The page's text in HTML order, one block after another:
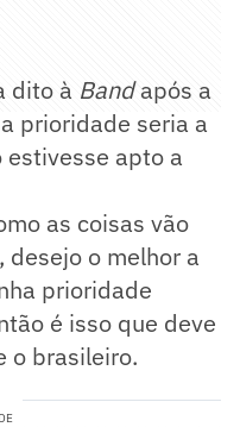
dito à Bandapós a
prioridade seria a
estivesse apto a
as coisas vão
desejo o melhor a
prioridade
é isso que deve
o brasileiro.